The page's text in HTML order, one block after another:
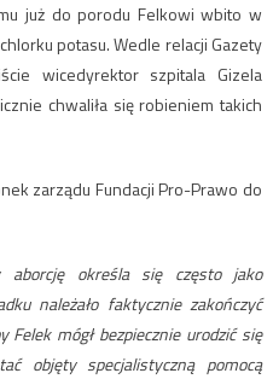
już do porodu Felkowi wbito w
potasu. Wedle relacji Gazety
wicedyrektor szpitala Gizela
chwaliła się robieniem takich
zarządu Fundacji Pro-Prawo do
aborcję określa się często jako
należało faktycznie zakończyć
Felek mógł bezpiecznie urodzić się
objęty specjalistyczną pomocą